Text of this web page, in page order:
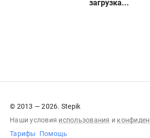
загрузка...
© 2013 — 2026. Stepik
Наши условия использования и
Тарифы
Помощь